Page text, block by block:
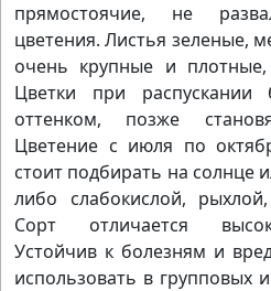
прямостоячие, не
цветения. Листья зеленые,
очень крупные и
Цветки при распускании
оттенком, позже
Цветение с июля по
стоит подбирать на солнце
либо слабокислой,
Сорт отличается
Устойчив к болезням и
использовать в групповых